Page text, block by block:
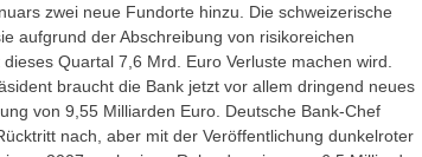
zwei neue Fundorte hinzu. Die schweizerische
aufgrund der Abschreibung von risikoreichen
Quartal 7,6 Mrd. Euro Verluste machen wird.
braucht die Bank jetzt vor allem dringend neues
von 9,55 Milliarden Euro. Deutsche Bank-Chef
nach, aber mit der Veröffentlichung dunkelroter